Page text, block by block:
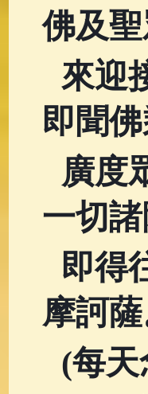
佛及
來迎
即聞
廣度
一切
即得
摩訶
(每天